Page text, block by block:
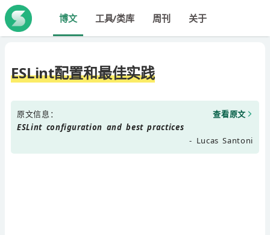
博文 工具/类库 周刊 关于
ESLint配置和最佳实践
原文信息：
查看原文
ESLint configuration and best practices
- Lucas Santoni